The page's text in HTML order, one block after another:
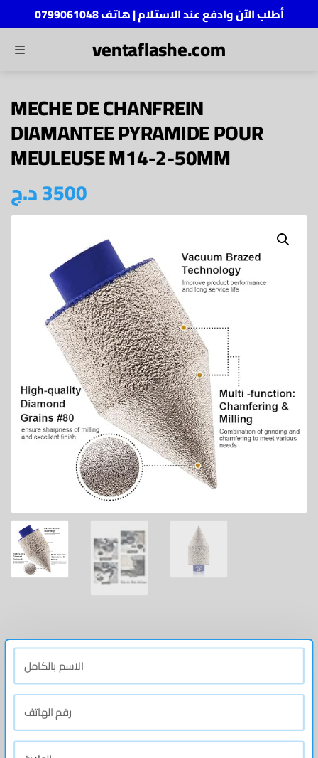
أطلب الآن وادفع عند الاستلام | هاتف 0799061048
MENU ventaflashe.com
MECHE DE CHANFREIN
DIAMANTEE PYRAMIDE POUR
MEULEUSE M14-2-50MM
3500د.ج